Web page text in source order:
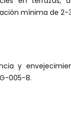
mínima de 2-
y
005-8.